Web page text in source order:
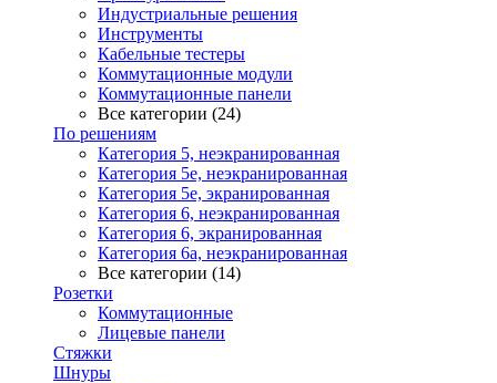
Индустриальные решения
Инструменты
Кабельные тестеры
Коммутационные модули
Коммутационные панели
Все категории (24)
По решениям
Категория 5, неэкранированная
Категория 5е, неэкранированная
Категория 5е, экранированная
Категория 6, неэкранированная
Категория 6, экранированная
Категория 6а, неэкранированная
Все категории (14)
Розетки
Коммутационные
Лицевые панели
Стяжки
Шнуры